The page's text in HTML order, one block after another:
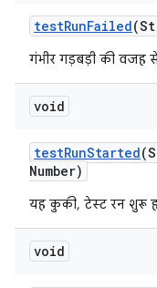
testRunFailed
गंभीर गड़बड़ी की वजह
void
testRunStarted
Number)
यह कुकी, टेस्ट रन शुरू
void